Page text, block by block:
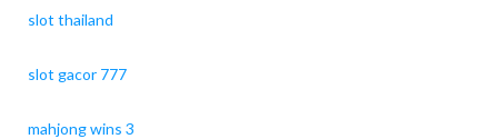
slot thailand
slot gacor 777
mahjong wins 3